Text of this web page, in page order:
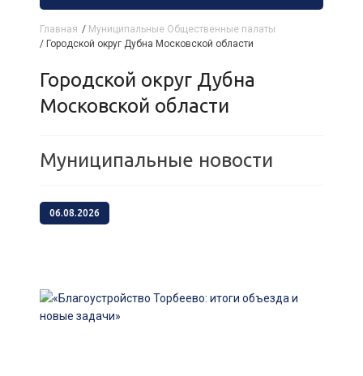
Главная / Муниципальные Общественные палаты
/ Городской округ Дубна Московской области
Городской округ Дубна
Московской области
Муниципальные новости
06.08.2026